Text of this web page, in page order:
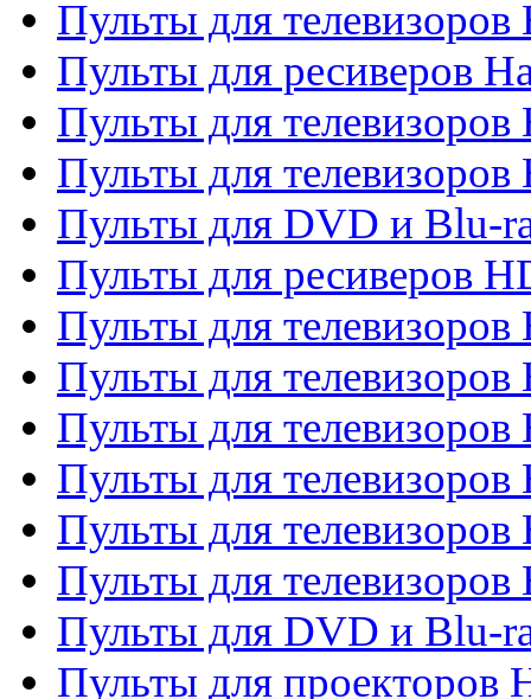
Пульты для
Пульты для ресиверов
Пульты для телевизоров
Пульты для телевизоров
Пульты для DVD и Blu-
Пульты для ресиверов
Пульты для
Пульты для телевизоров
Пульты для телевизоров
Пульты для телевизоров
Пульты для телевизоров
Пульты для телевизоров
Пульты для DVD и Blu-
Пульты для проекторов